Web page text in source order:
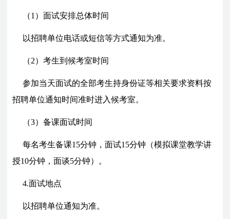
（1）面试安排总体时间
以招聘单位电话或短信等方式通知为准。
（2）考生到候考室时间
参加当天面试的全部考生持身份证等相关要求资料按
招聘单位通知时间准时进入候考室。
（3）备课面试时间
每名考生备课15分钟，面试15分钟（模拟课堂教学讲
授10分钟，面谈5分钟）。
4.面试地点
以招聘单位通知为准。